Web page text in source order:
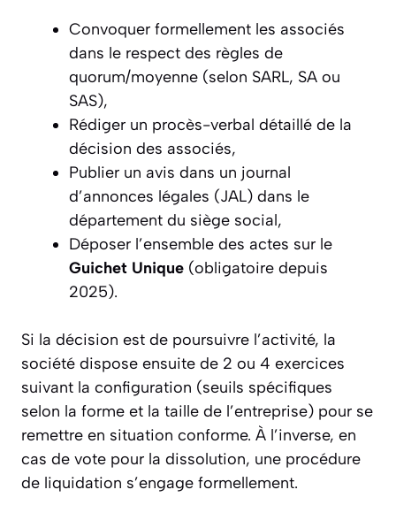
Convoquer formellement les associés
dans le respect des règles de
quorum/moyenne (selon SARL, SA ou
SAS),
Rédiger un procès-verbal détaillé de la
décision des associés,
Publier un avis dans un journal
d’annonces légales (JAL) dans le
département du siège social,
Déposer l’ensemble des actes sur le
Guichet Unique (obligatoire depuis
2025).
Si la décision est de poursuivre l’activité, la
société dispose ensuite de 2 ou 4 exercices
suivant la configuration (seuils spécifiques
selon la forme et la taille de l’entreprise) pour se
remettre en situation conforme. À l’inverse, en
cas de vote pour la dissolution, une procédure
de liquidation s’engage formellement.